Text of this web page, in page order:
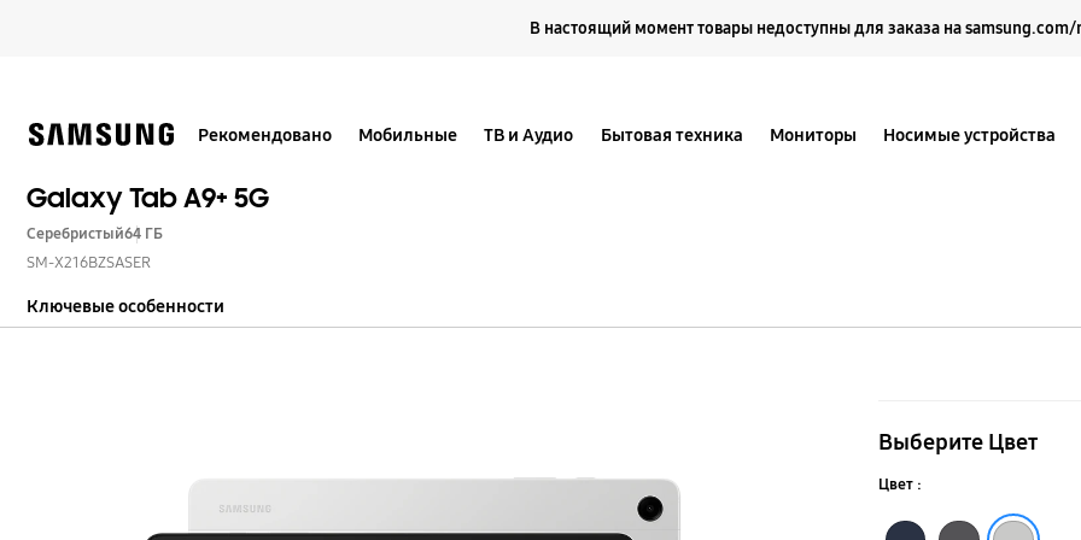
В настоящий момент товары недоступны для заказа на samsung.com/
Рекомендовано Мобильные ТВ и Аудио Бытовая техника Мониторы Носимые устройства
Galaxy Tab A9+ 5G
Серебристый64 ГБ
SM-X216BZSASER
Ключевые особенности
A9+
5G
Выберите Цвет
Цвет :